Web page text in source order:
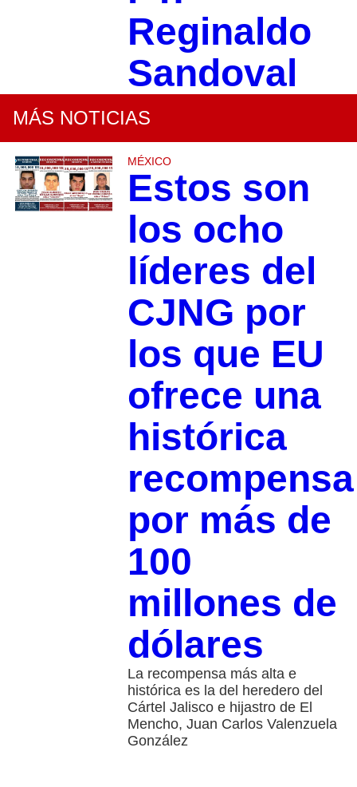
Reginaldo
Sandoval
MÁS NOTICIAS
MÉXICO
Estos son
los ocho
líderes del
CJNG por
los que EU
ofrece una
histórica
recompensa
por más de
100
millones de
dólares
La recompensa más alta e
histórica es la del heredero del
Cártel Jalisco e hijastro de El
Mencho, Juan Carlos Valenzuela
González